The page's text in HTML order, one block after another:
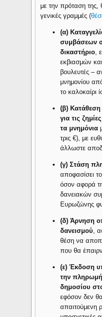
με την πρόταση της,
γενικές γραμμές (
(α)
συμβάσεων
δικαστήριο ,
εκβιασμών
βουλευτές –
μνημονίου
το καλοκαίρι
(β)
για τις
τα μνημόνια
τρις €), με
άλλωστε
(γ) Στάση
αποφασίσει
όσον αφορά
δανειακών
Ευρωζώνης
(δ) Άρνηση
δανεισμού ,
θέση να
που θα
(ε) Έκδοση
την
δημοσίου
εφόσον δεν
απαιτούμενη